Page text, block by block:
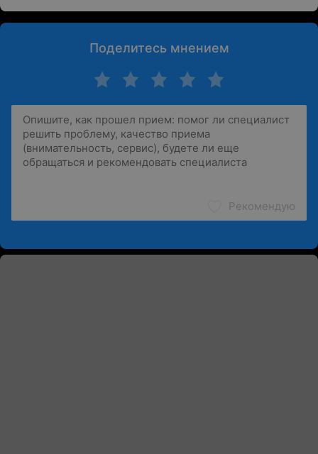
Поделитесь мнением
Рекомендую